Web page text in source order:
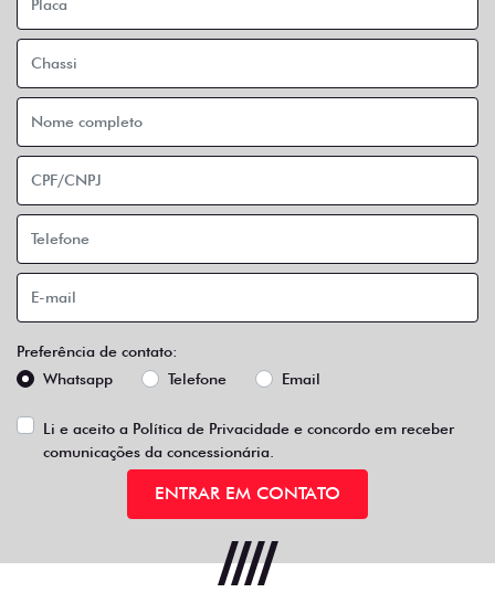
Preferência de contato:
Whatsapp
Telefone Email
Li e aceito a Política de Privacidade e concordo em receber
comunicações da concessionária.
ENTRAR EM CONTATO